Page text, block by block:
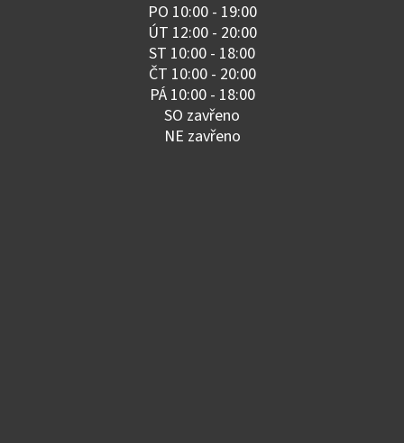
PO 10:00 - 19:00
ÚT 12:00 - 20:00
ST 10:00 - 18:00
ČT 10:00 - 20:00
PÁ 10:00 - 18:00
SO zavřeno
NE zavřeno